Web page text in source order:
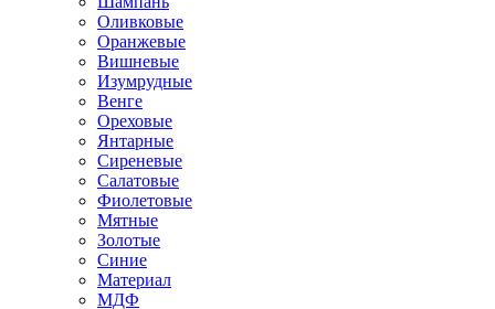
Оливковые
Оранжевые
Вишневые
Изумрудные
Венге
Ореховые
Янтарные
Сиреневые
Салатовые
Фиолетовые
Мятные
Золотые
Синие
Материал
МДФ